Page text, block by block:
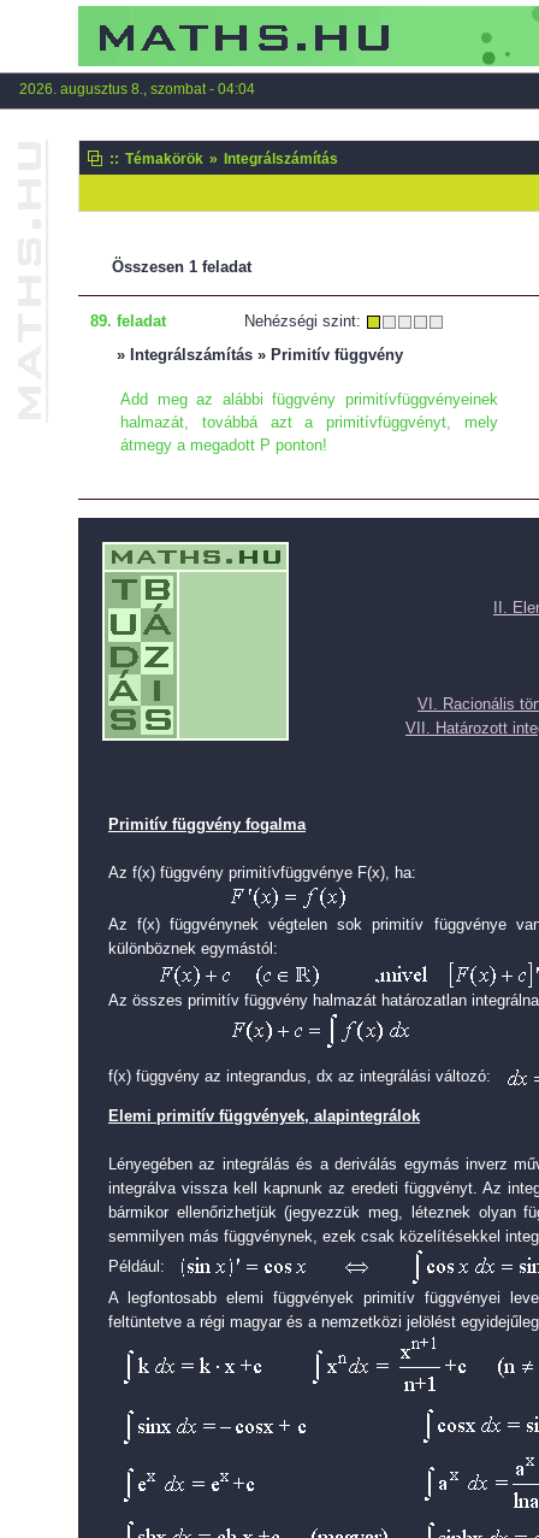
2026. augusztus 8., szombat - 04:04
:: Témakörök » Integrálszámítás
Összesen 1 feladat
89. feladat
Nehézségi szint:
» Integrálszámítás » Primitív függvény
Add meg az alábbi függvény primitívfüggvényeinek
halmazát, továbbá azt a primitívfüggvényt, mely
átmegy a megadott P ponton!
II.
VI. Racionális
VII. Határozott
Primitív függvény fogalma
Az f(x) függvény primitívfüggvénye F(x), ha:
Az f(x) függvénynek végtelen sok primitív függvénye
különböznek egymástól:
Az összes primitív függvény halmazát határozatlan
f(x) függvény az integrandus, dx az integrálási változó:
Elemi primitív függvények, alapintegrálok
Lényegében az integrálás és a deriválás egymás inverz
integrálva vissza kell kapnunk az eredeti függvényt. Az
bármikor ellenőrizhetjük (jegyezzük meg, léteznek olyan
semmilyen más függvénynek, ezek csak közelítésekkel
Például:
A legfontosabb elemi függvények primitív függvényei
feltüntetve a régi magyar és a nemzetközi jelölést